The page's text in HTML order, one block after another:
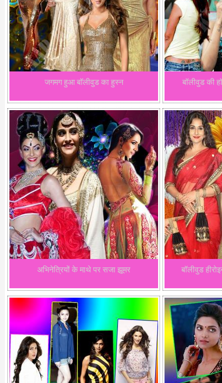
जगमग हुआ बॉलीवुड का हुस्न बॉलीवुड की
अभिनेत्रियों के माथे पर सजा झूमर बॉलीवुड